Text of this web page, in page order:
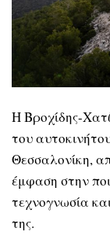
Η Βροχίδης-
του
Θεσσαλονίκη,
έμφαση στην
τεχνογνωσία
της.